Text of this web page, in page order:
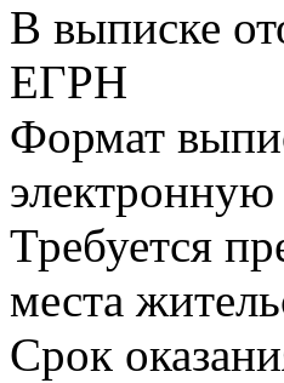
В выписке
ЕГРН
Формат
Требуется
места
Срок